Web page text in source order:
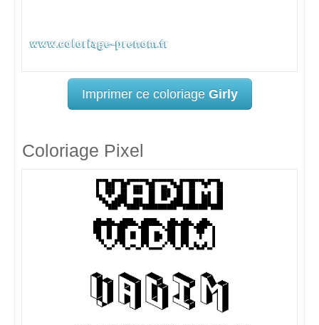
Imprimer ce coloriage Girly
Coloriage Pixel